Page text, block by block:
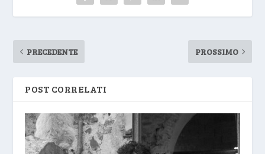
PRECEDENTE PROSSIMO
POST CORRELATI